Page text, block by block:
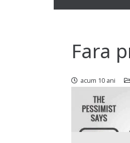
Fara
acum 10 ani